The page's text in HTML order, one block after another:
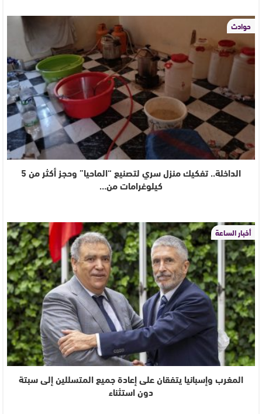
حوادث
الداخلة.. تفكيك منزل سري لتصنيع “الماحيا” وحجز أكثر من 5
كيلوغرامات من…
أخبار الساعة
المغرب وإسبانيا يتفقان على إعادة جميع المتسللين إلى سبتة
دون استثناء